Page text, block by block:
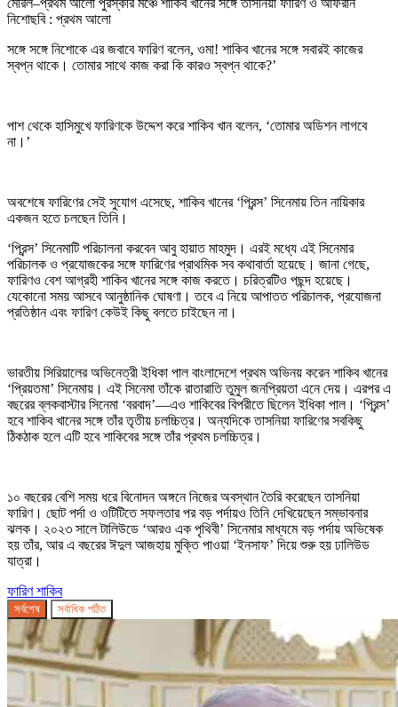
নিশোছবি : প্রথম আলো
সঙ্গে সঙ্গে নিশোকে এর জবাবে ফারিণ বলেন, ওমা! শাকিব খানের সঙ্গে সবারই কাজের
স্বপ্ন থাকে। তোমার সাথে কাজ করা কি কারও স্বপ্ন থাকে?’
পাশ থেকে হাসিমুখে ফারিণকে উদ্দেশ করে শাকিব খান বলেন, ‘তোমার অডিশন লাগবে
না।’
অবশেষে ফারিণের সেই সুযোগ এসেছে, শাকিব খানের ‘প্রিন্স’ সিনেমায় তিন নায়িকার
একজন হতে চলছেন তিনি।
‘প্রিন্স’ সিনেমাটি পরিচালনা করবেন আবু হায়াত মাহমুদ। এরই মধ্যে এই সিনেমার
পরিচালক ও প্রযোজকের সঙ্গে ফারিণের প্রাথমিক সব কথাবার্তা হয়েছে। জানা গেছে,
ফারিণও বেশ আগ্রহী শাকিব খানের সঙ্গে কাজ করতে। চরিত্রটিও পছন্দ হয়েছে।
যেকোনো সময় আসবে আনুষ্ঠানিক ঘোষণা। তবে এ নিয়ে আপাতত পরিচালক, প্রযোজনা
প্রতিষ্ঠান এবং ফারিণ কেউই কিছু বলতে চাইছেন না।
ভারতীয় সিরিয়ালের অভিনেত্রী ইধিকা পাল বাংলাদেশে প্রথম অভিনয় করেন শাকিব খানের
‘প্রিয়তমা’ সিনেমায়। এই সিনেমা তাঁকে রাতারাতি তুমুল জনপ্রিয়তা এনে দেয়। এরপর এ
বছরের ব্লকবাস্টার সিনেমা ‘বরবাদ’—এও শাকিবের বিপরীতে ছিলেন ইধিকা পাল। ‘প্রিন্স’
হবে শাকিব খানের সঙ্গে তাঁর তৃতীয় চলচ্চিত্র। অন্যদিকে তাসনিয়া ফারিণের সবকিছু
ঠিকঠাক হলে এটি হবে শাকিবের সঙ্গে তাঁর প্রথম চলচ্চিত্র।
১০ বছরের বেশি সময় ধরে বিনোদন অঙ্গনে নিজের অবস্থান তৈরি করেছেন তাসনিয়া
ফারিণ। ছোট পর্দা ও ওটিটিতে সফলতার পর বড় পর্দায়ও তিনি দেখিয়েছেন সম্ভাবনার
ঝলক। ২০২৩ সালে টালিউডে ‘আরও এক পৃথিবী’ সিনেমার মাধ্যমে বড় পর্দায় অভিষেক
হয় তাঁর, আর এ বছরের ঈদুল আজহায় মুক্তি পাওয়া ‘ইনসাফ’ দিয়ে শুরু হয় ঢালিউড
যাত্রা।
ফারিণশাকিব
সর্বশেষ সর্বাধিক পঠিত